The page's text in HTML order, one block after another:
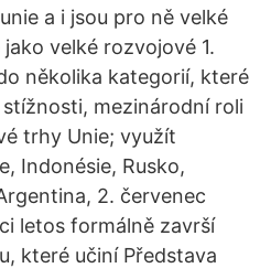
a i jsou pro ně velké
velké rozvojové 1.
několika kategorií, které
mezinárodní roli
trhy Unie; využít
Indonésie, Rusko,
2. červenec
letos formálně završí
které učiní Představa